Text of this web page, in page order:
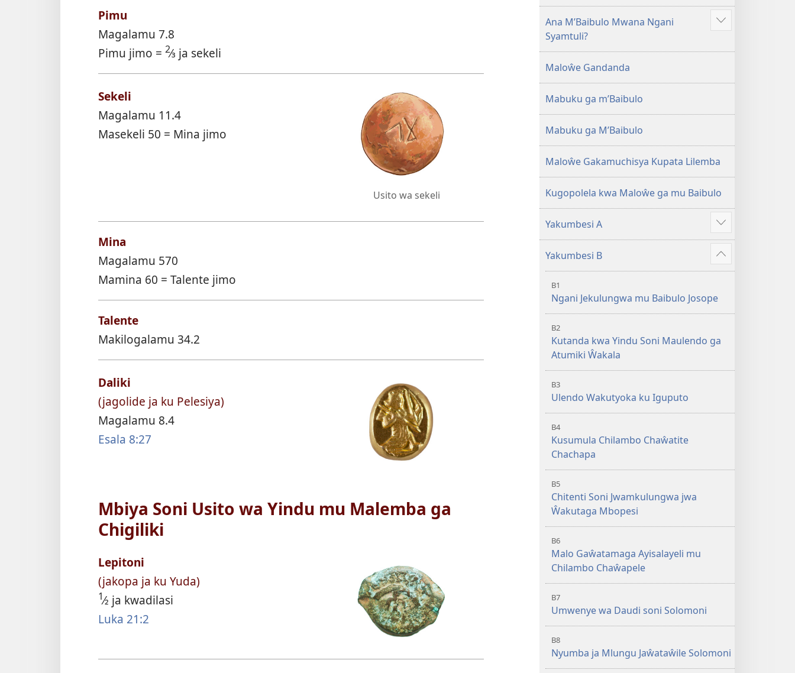
Pimu
Magalamu 7.8
Pimu jimo = 2⁄3 ja sekeli
Usito wa sekeli
Sekeli
Magalamu 11.4
Masekeli 50 = Mina jimo
Mina
Magalamu 570
Mamina 60 = Talente jimo
Talente
Makilogalamu 34.2
Daliki
(jagolide ja ku Pelesiya)
Magalamu 8.4
Esala 8:27
Mbiya Soni Usito wa Yindu mu Malemba ga
Chigiliki
Lepitoni
(jakopa ja ku Yuda)
1⁄2 ja kwadilasi
Luka 21:2
Chilambo
Chasambano
Geswela
(Jelinganyesoni
mu
2013)
Chasambano
ja
mu
Ana M’Baibulo Mwana Ngani
Syamtuli?
Jilosye
Maloŵe Gandanda
Mabuku ga m’Baibulo
Mabuku ga M’Baibulo
Maloŵe Gakamuchisya Kupata Lilemba
Kugopolela kwa Maloŵe ga mu Baibulo
Yakumbesi A
Jilosye
yejinji
Yakumbesi B
Jilosye
yejinji
B1
Ngani Jekulungwa mu Baibulo Josope
B2
Kutanda kwa Yindu Soni Maulendo ga
Atumiki Ŵakala
B3
Ulendo Wakutyoka ku Iguputo
B4
Kusumula Chilambo Chaŵatite
Chachapa
B5
Chitenti Soni Jwamkulungwa jwa
Ŵakutaga Mbopesi
B6
Malo Gaŵatamaga Ayisalayeli mu
Chilambo Chaŵapele
B7
Umwenye wa Daudi soni Solomoni
B8
Nyumba ja Mlungu Jaŵataŵile Solomoni